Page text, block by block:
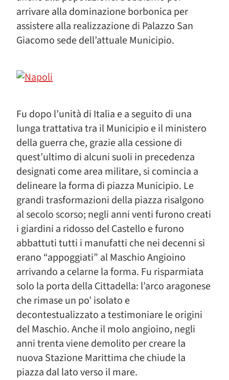
arrivare alla dominazione borbonica per
assistere alla realizzazione di Palazzo San
Giacomo sede dell’attuale Municipio.
Fu dopo l’unità di Italia e a seguito di una
lunga trattativa tra il Municipio e il ministero
della guerra che, grazie alla cessione di
quest’ultimo di alcuni suoli in precedenza
designati come area militare, si comincia a
delineare la forma di piazza Municipio. Le
grandi trasformazioni della piazza risalgono
al secolo scorso; negli anni venti furono creati
i giardini a ridosso del Castello e furono
abbattuti tutti i manufatti che nei decenni si
erano “appoggiati” al Maschio Angioino
arrivando a celarne la forma. Fu risparmiata
solo la porta della Cittadella: l’arco aragonese
che rimase un po’ isolato e
decontestualizzato a testimoniare le origini
del Maschio. Anche il molo angioino, negli
anni trenta viene demolito per creare la
nuova Stazione Marittima che chiude la
piazza dal lato verso il mare.